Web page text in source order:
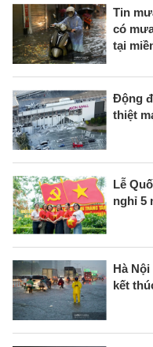
Tin
có
tại
Động
thiệt
Lễ
nghỉ 5
Hà
kết